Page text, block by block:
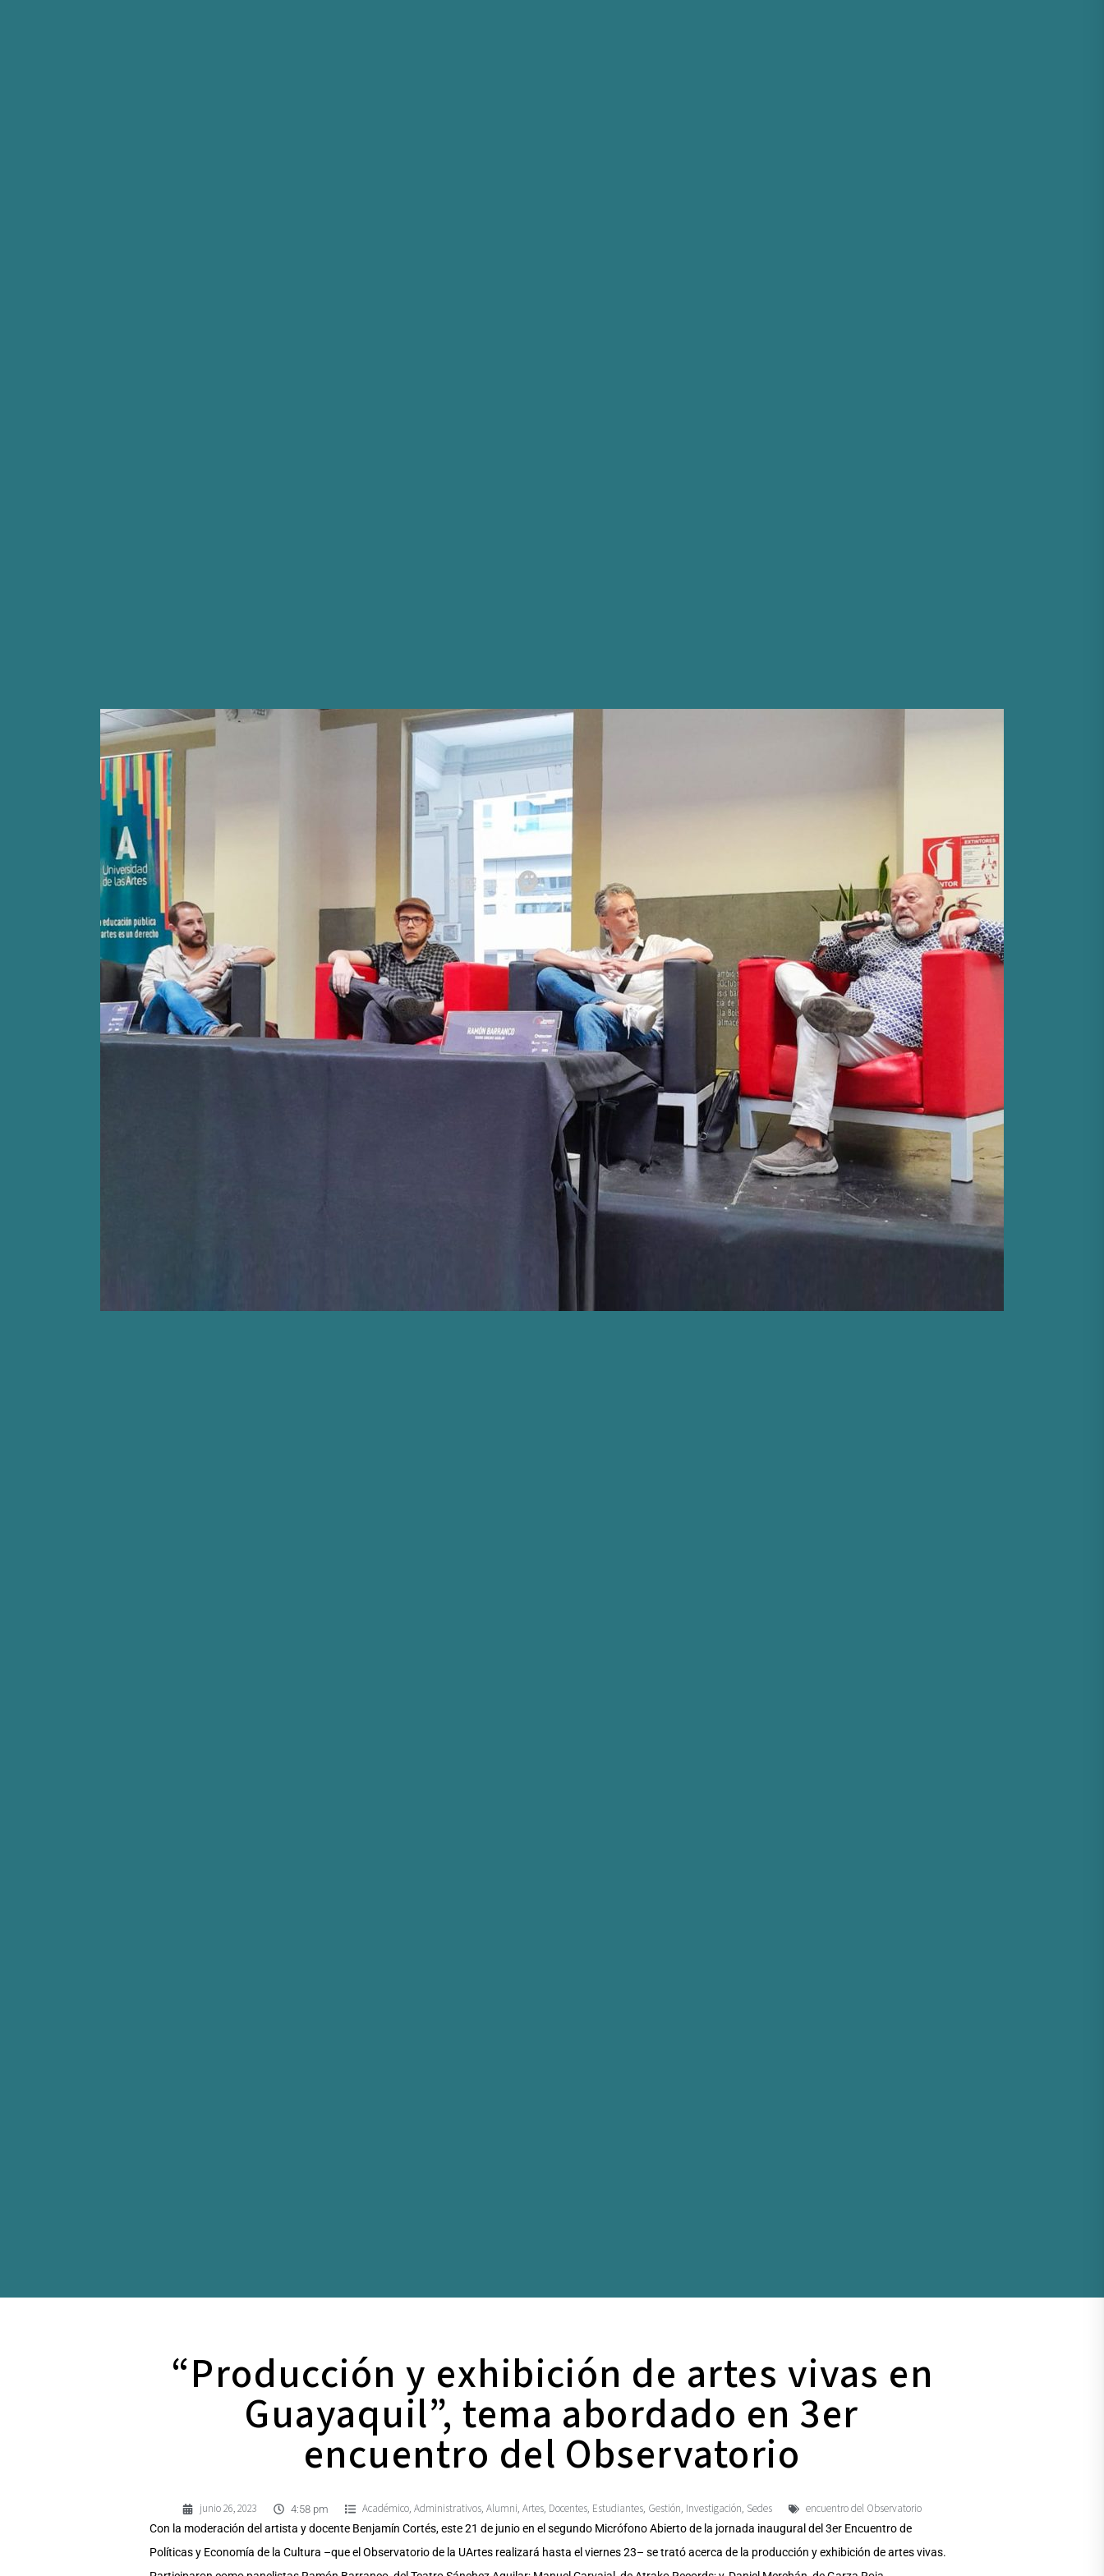
“Producción y exhibición de artes vivas en
Guayaquil”, tema abordado en 3er
encuentro del Observatorio
junio 26, 2023 4:58 pm Académico, Administrativos, Alumni, Artes, Docentes, Estudiantes, Gestión, Investigación, Sedes encuentro del Observatorio
Con la moderación del artista y docente Benjamín Cortés, este 21 de junio en el segundo Micrófono Abierto de la jornada inaugural del 3er Encuentro de
Políticas y Economía de la Cultura –que el Observatorio de la UArtes realizará hasta el viernes 23– se trató acerca de la producción y exhibición de artes vivas.